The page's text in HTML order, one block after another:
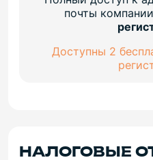
почты
Доступны 2
НАЛОГОВЫЕ